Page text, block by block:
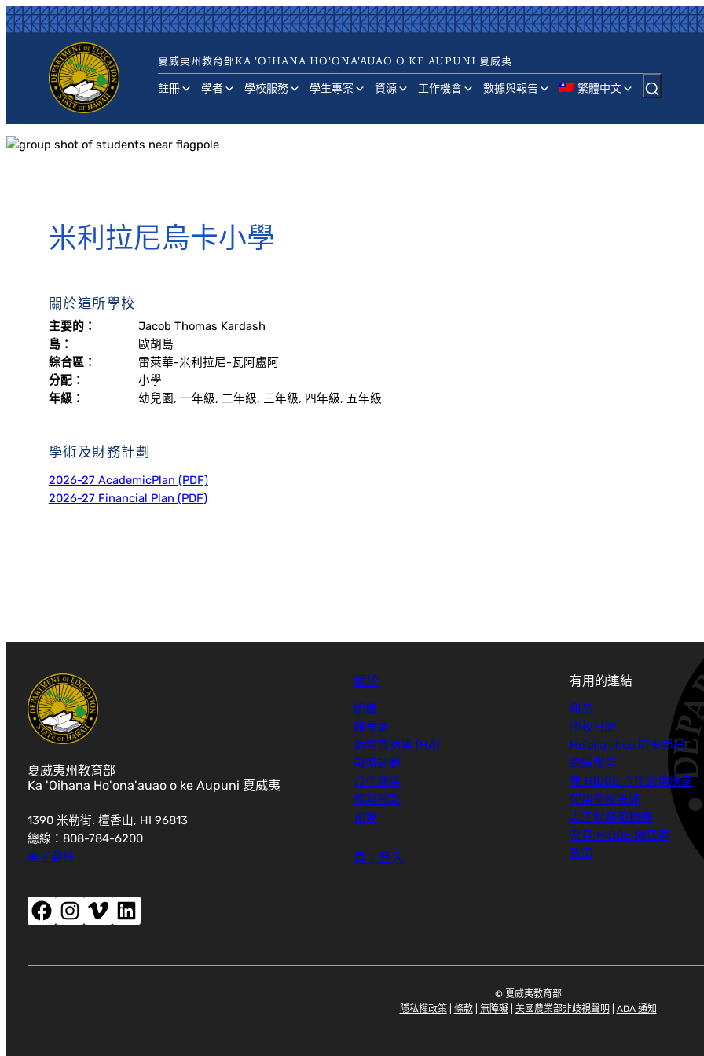
跳
至
夏威夷州教育部KA 'OIHANA HO'ONA'AUAO O KE AUPUNI 夏威夷
註冊 學者 學校服務 學生專案 資源 工作機會 數據與報告 繁體中文
米利拉尼烏卡小學
關於這所學校
主要的：
Jacob Thomas Kardash
島：
歐胡島
綜合區：
雷萊華-米利拉尼-瓦阿盧阿
分配：
小學
年級：
幼兒園, 一年級, 二年級, 三年級, 四年級, 五年級
學術及財務計劃
2026-27 AcademicPlan (PDF)
2026-27 Financial Plan (PDF)
夏威夷州教育部
Ka 'Oihana Ho'ona'auao o ke Aupuni 夏威夷
1390 米勒街. 檀香山, HI 96813
總線：808-784-6200
電子郵件
Facebook（開啟新視窗）Instagram（開啟新視窗）Vimeo（開啟新視窗）LinkedIn（開啟新視窗）
關於
組織
辦事處
納霍普納奧 (HĀ)
戰略計劃
合作夥伴
聯邦撥款
預算
員工登入
有用的連結
訊息
學校日曆
Ho'oha'aheo 時事通訊
總監報告
與 HIDOE 合作的供應商
使用學校設施
志工服務和捐贈
常見 HIDOE 縮寫詞
政策
© 夏威夷教育部
隱私權政策| 條款| 無障礙| 美國農業部非歧視聲明 ADA 通知